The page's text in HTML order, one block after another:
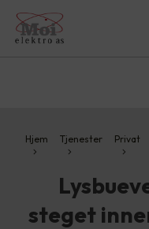
Hjem Tjenester Privat
steget